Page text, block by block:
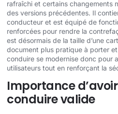
rafraîchi et certains changements
des versions précédentes. Il
conducteur et est équipé de
renforcées pour rendre la
est désormais de la taille d’une
document plus pratique à porter
conduire se modernise donc pour
utilisateurs tout en renforçant la
Importance
conduire valide